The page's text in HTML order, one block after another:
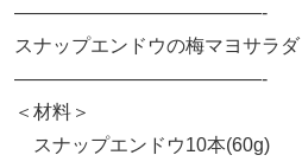
—————————————-
スナップエンドウの梅マヨサラダ
—————————————-
＜材料＞
スナップエンドウ10本(60g)